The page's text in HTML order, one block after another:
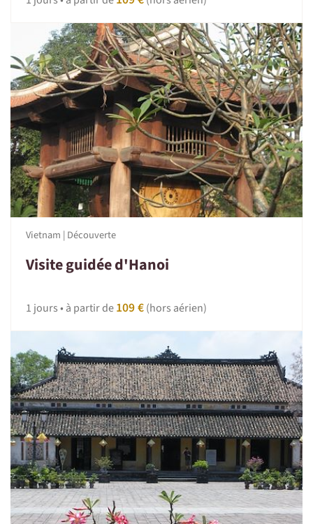
Vietnam | Découverte
Visite guidée d'Hanoi
1 jours • à partir de109 €(hors aérien)